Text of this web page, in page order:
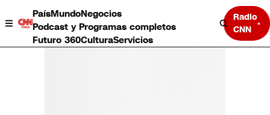
PaísMundoNegocios
Podcast y Programas completos
Futuro 360CulturaServicios
Radio
CNN